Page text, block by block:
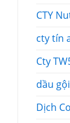
CTY
cty tín
Cty
dầu gội
Dịch